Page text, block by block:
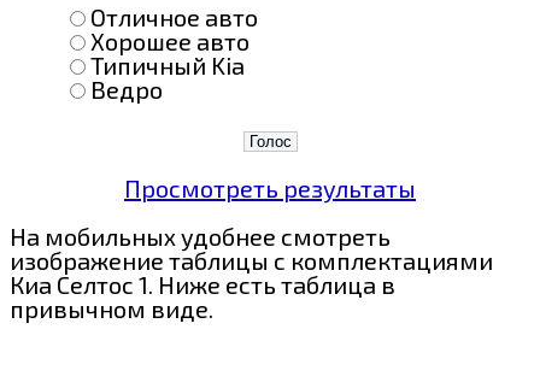
Отличное авто
Хорошее авто
Типичный Kia
Ведро
Просмотреть результаты
На мобильных удобнее смотреть
изображение таблицы с комплектациями
Киа Селтос 1. Ниже есть таблица в
привычном виде.